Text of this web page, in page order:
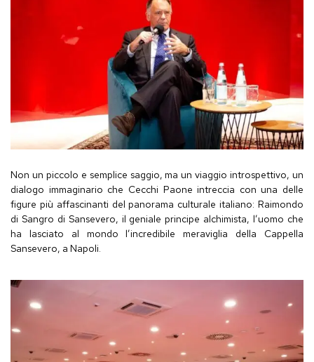
Non un piccolo e semplice saggio, ma un viaggio introspettivo, un
dialogo immaginario che Cecchi Paone intreccia con una delle
figure più affascinanti del panorama culturale italiano: Raimondo
di Sangro di Sansevero, il geniale principe alchimista, l’uomo che
ha lasciato al mondo l’incredibile meraviglia della Cappella
Sansevero, a Napoli.